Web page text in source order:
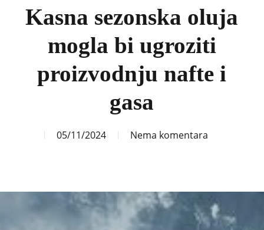
Kasna sezonska oluja
mogla bi ugroziti
proizvodnju nafte i
gasa
05/11/2024 Nema komentara